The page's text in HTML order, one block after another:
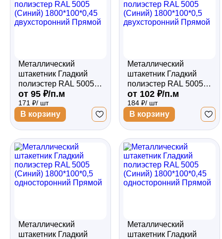
Другие товары
Металлический
штакетник Гладкий
полиэстер RAL 5005
(Синий) 1800*100*0,45
двухсторонний
Прямой
от 95 ₽/п.м
171 ₽/ шт
В корзину
Металлический
штакетник Гладкий
полиэстер RAL 5005
(Синий) 1800*100*0,5
двухсторонний
Прямой
от 102 ₽/п.м
184 ₽/ шт
В корзину
Металлический
штакетник Гладкий
Металлический
штакетник Гладкий